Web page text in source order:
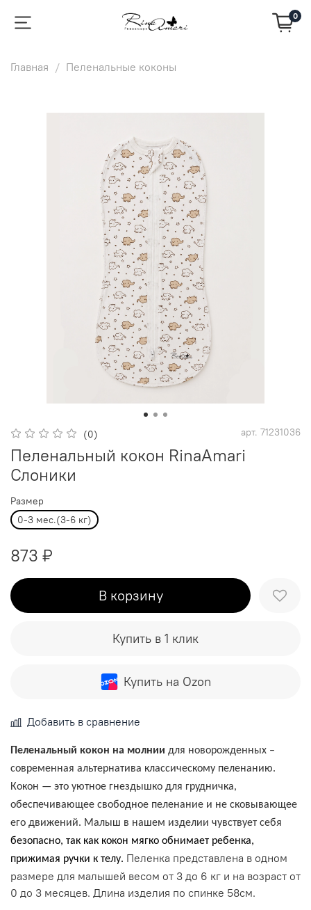
0
Главная Пеленальные коконы
(0) арт. 71231036
Пеленальный кокон RinaAmari
Слоники
Размер
0-3 мес.(3-6 кг)
873 ₽
В корзину
Купить в 1 клик
Купить на Ozon
Добавить в сравнение
Пеленальный кокон на молнии для новорожденных –
современная альтернатива классическому пеленанию.
Кокон — это уютное гнездышко для грудничка,
обеспечивающее свободное пеленание и не сковывающее
его движений. Малыш в нашем изделии чувствует себя
безопасно, так как кокон мягко обнимает ребенка,
прижимая ручки к телу. Пеленка представлена в одном
размере для малышей весом от 3 до 6 кг и на возраст от
0 до 3 месяцев. Длина изделия по спинке 58см.